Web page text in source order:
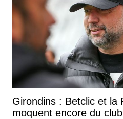
Girondins : Betclic et la
moquent encore du club